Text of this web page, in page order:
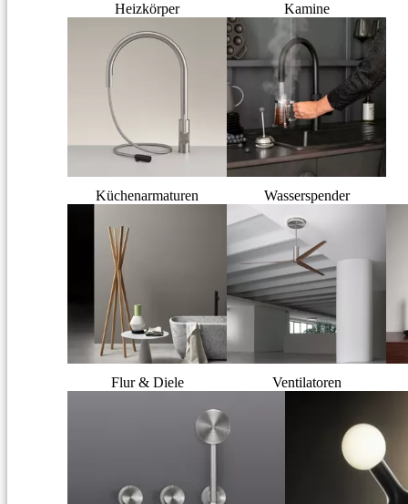
Heizkörper Kamine
Küchenarmaturen Wasserspender
Flur & Diele Ventilatoren